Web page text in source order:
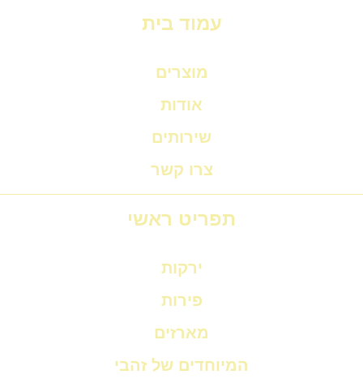
עמוד בית
מוצרים
אודות
שירותים
צרו קשר
תפריט ראשי
ירקות
פירות
מארזים
המיוחדים של זהבי